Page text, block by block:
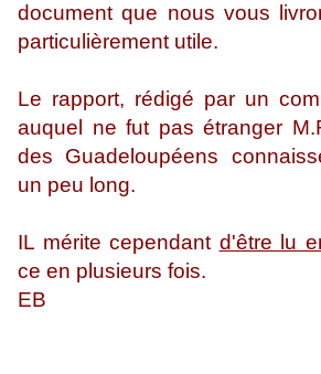
document que nous vous
particulièrement utile.
Le rapport, rédigé par un
auquel ne fut pas étranger
des Guadeloupéens
un peu long.
IL mérite cependant d'être lu
ce en plusieurs fois.
EB